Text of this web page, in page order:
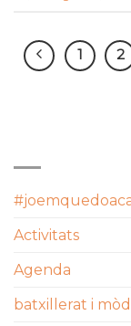
1 2
Activitats
Agenda
batxillerat i